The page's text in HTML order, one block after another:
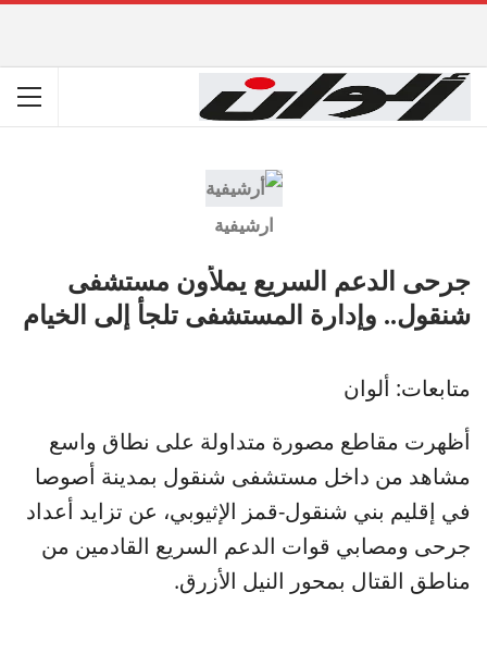
ارشيفية
جرحى الدعم السريع يملأون مستشفى
شنقول.. وإدارة المستشفى تلجأ إلى الخيام
متابعات: ألوان
أظهرت مقاطع مصورة متداولة على نطاق واسع
مشاهد من داخل مستشفى شنقول بمدينة أصوصا
في إقليم بني شنقول-قمز الإثيوبي، عن تزايد أعداد
جرحى ومصابي قوات الدعم السريع القادمين من
مناطق القتال بمحور النيل الأزرق.